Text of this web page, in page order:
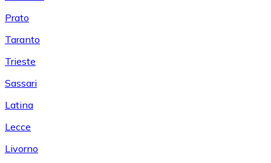
Prato
Taranto
Trieste
Sassari
Latina
Lecce
Livorno